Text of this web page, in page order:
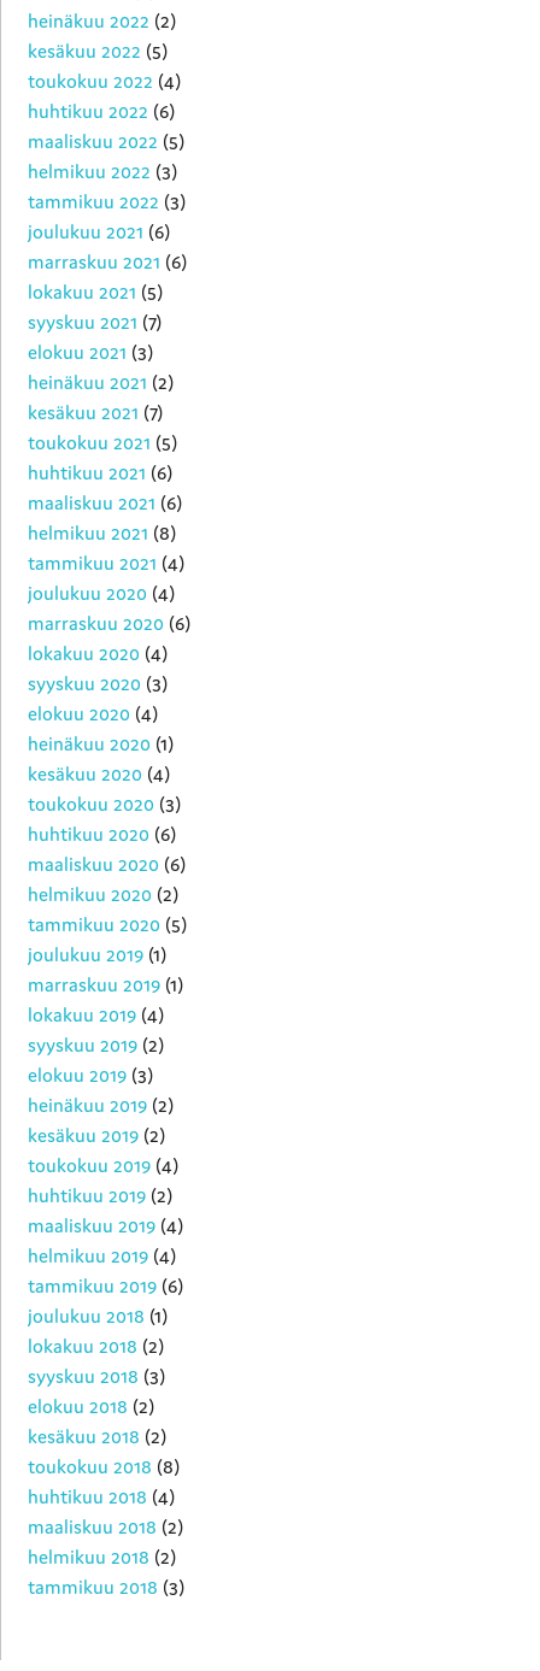
heinäkuu 2022 (2)
kesäkuu 2022 (5)
toukokuu 2022 (4)
huhtikuu 2022 (6)
maaliskuu 2022 (5)
helmikuu 2022 (3)
tammikuu 2022 (3)
joulukuu 2021 (6)
marraskuu 2021 (6)
lokakuu 2021 (5)
syyskuu 2021 (7)
elokuu 2021 (3)
heinäkuu 2021 (2)
kesäkuu 2021 (7)
toukokuu 2021 (5)
huhtikuu 2021 (6)
maaliskuu 2021 (6)
helmikuu 2021 (8)
tammikuu 2021 (4)
joulukuu 2020 (4)
marraskuu 2020 (6)
lokakuu 2020 (4)
syyskuu 2020 (3)
elokuu 2020 (4)
heinäkuu 2020 (1)
kesäkuu 2020 (4)
toukokuu 2020 (3)
huhtikuu 2020 (6)
maaliskuu 2020 (6)
helmikuu 2020 (2)
tammikuu 2020 (5)
joulukuu 2019 (1)
marraskuu 2019 (1)
lokakuu 2019 (4)
syyskuu 2019 (2)
elokuu 2019 (3)
heinäkuu 2019 (2)
kesäkuu 2019 (2)
toukokuu 2019 (4)
huhtikuu 2019 (2)
maaliskuu 2019 (4)
helmikuu 2019 (4)
tammikuu 2019 (6)
joulukuu 2018 (1)
lokakuu 2018 (2)
syyskuu 2018 (3)
elokuu 2018 (2)
kesäkuu 2018 (2)
toukokuu 2018 (8)
huhtikuu 2018 (4)
maaliskuu 2018 (2)
helmikuu 2018 (2)
tammikuu 2018 (3)